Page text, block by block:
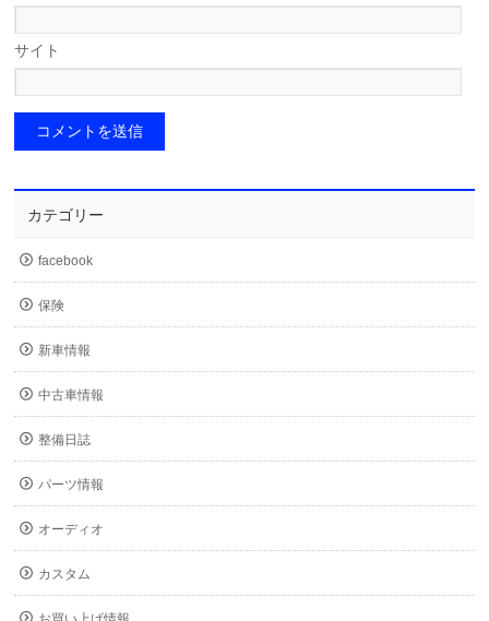
サイト
カテゴリー
facebook
保険
新車情報
中古車情報
整備日誌
パーツ情報
オーディオ
カスタム